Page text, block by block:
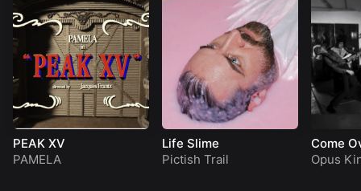
PEAK XV
PAMELA
Life Slime
Pictish Trail
Come
Wrong
Opus